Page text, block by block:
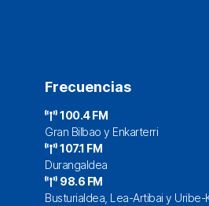
Frecuencias
100.4 FM
Gran Bilbao y Enkarterri
107.1 FM
Durangaldea
98.6 FM
Busturialdea, Lea-Artibai y Uribe-